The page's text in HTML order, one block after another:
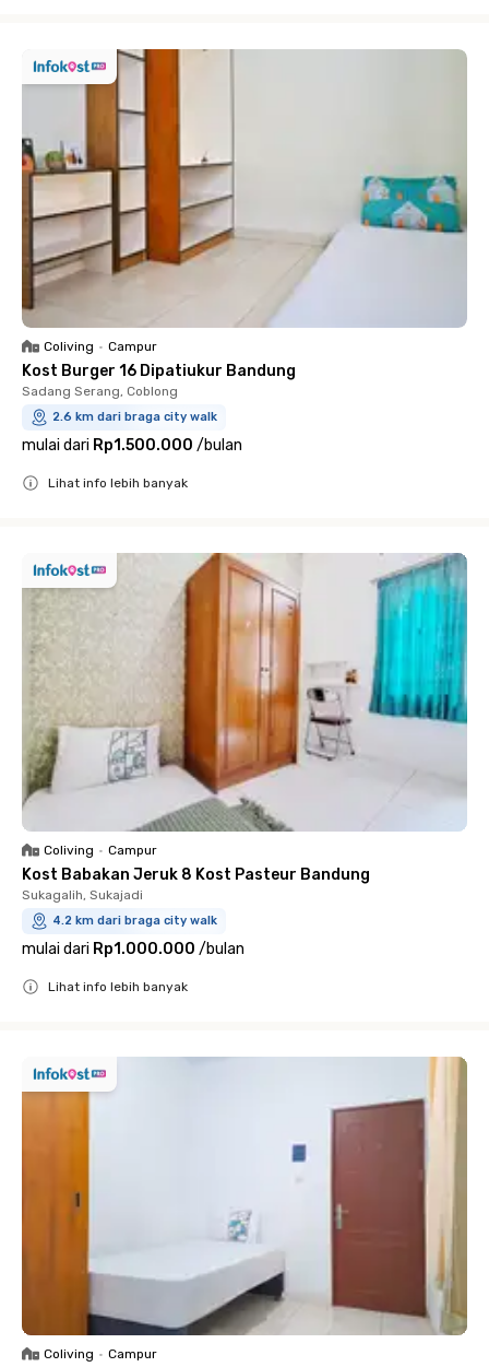
Coliving • Campur
Kost Burger 16 Dipatiukur Bandung
Sadang Serang, Coblong
2.6 km dari braga city walk
mulai dari Rp1.500.000 /bulan
Lihat info lebih banyak
Coliving • Campur
Kost Babakan Jeruk 8 Kost Pasteur Bandung
Sukagalih, Sukajadi
4.2 km dari braga city walk
mulai dari Rp1.000.000 /bulan
Lihat info lebih banyak
Coliving • Campur